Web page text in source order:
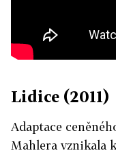
Lidice (2011)
Adaptace
Mahlera vznikala